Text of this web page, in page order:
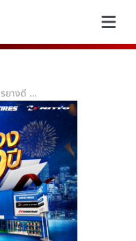
GRIP ครบรอบ 9 ปี จัดโปรยางดี ๆ ก้าวไปพร้อมกับคุณ...ทุกการเดินทาง